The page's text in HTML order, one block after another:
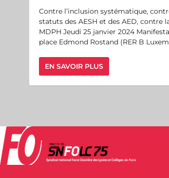
Contre l’inclusion systématique,
statuts des AESH et des AED, contre
MDPH Jeudi 25 janvier 2024
place Edmond Rostand (RER B
EN SAVOIR PLUS